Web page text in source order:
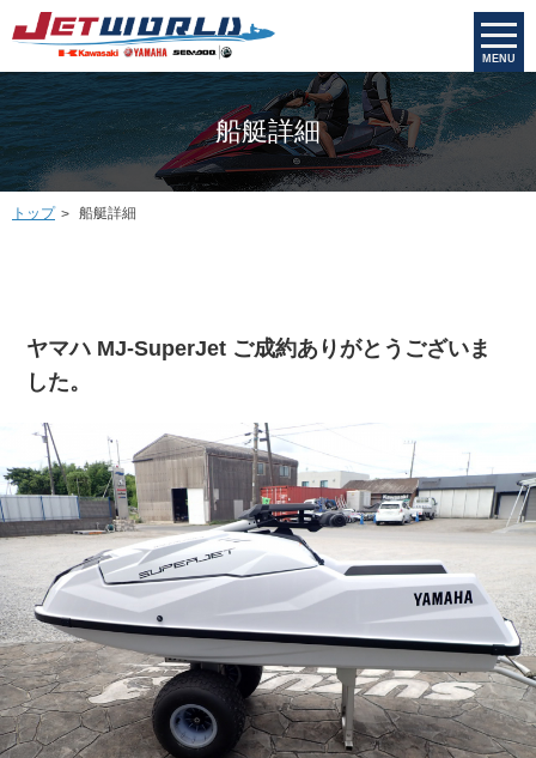
MENU
船艇詳細
トップ 船艇詳細
ヤマハ MJ-SuperJet ご成約ありがとうございま
した。